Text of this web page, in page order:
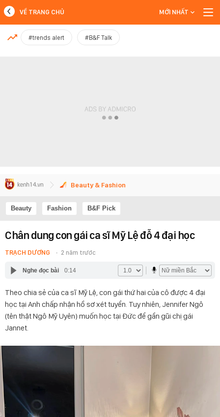
MỚI NHẤT
VỀ TRANG CHỦ MỚI NHẤT
#trends alert #B&F Talk
Beauty & Fashion
Beauty Fashion B&F Pick
Chân dung con gái ca sĩ Mỹ Lệ đỗ 4 đại học
TRẠCH DƯƠNG 2 năm trước
Nghe đọc bài 0:14
Theo chia sẻ của ca sĩ Mỹ Lệ, con gái thứ hai của cô được 4 đại
học tại Anh chấp nhận hồ sơ xét tuyển. Tuy nhiên, Jennifer Ngô
(tên thật Ngô Mỹ Uyên) muốn học tại Đức để gần gũi chị gái
Jannet.